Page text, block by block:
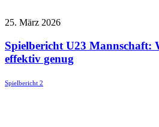
25. März 2026
Spielbericht U23 Mannschaft:
effektiv genug
Spielbericht 2